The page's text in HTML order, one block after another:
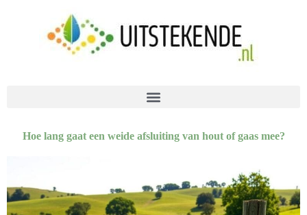
Hoe lang gaat een weide afsluiting van hout of gaas mee?